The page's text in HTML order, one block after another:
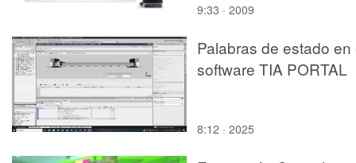
9:33 · 2009
Palabras de estado en
software TIA PORTAL
8:12 · 2025